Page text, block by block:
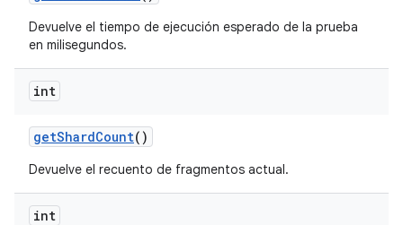
Devuelve el tiempo de ejecución esperado de la prueba
en milisegundos.
int
getShardCount()
Devuelve el recuento de fragmentos actual.
int